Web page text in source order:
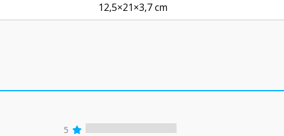
12,5×21×3,7 cm
5